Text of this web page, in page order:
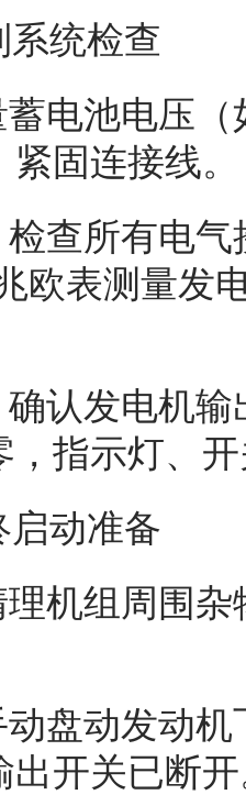
系统检查
电池电压
固连接线。
查所有电
欧表测量发
认发电机输
，指示灯、
启动准备
机组周围
盘动发动
出开关已断